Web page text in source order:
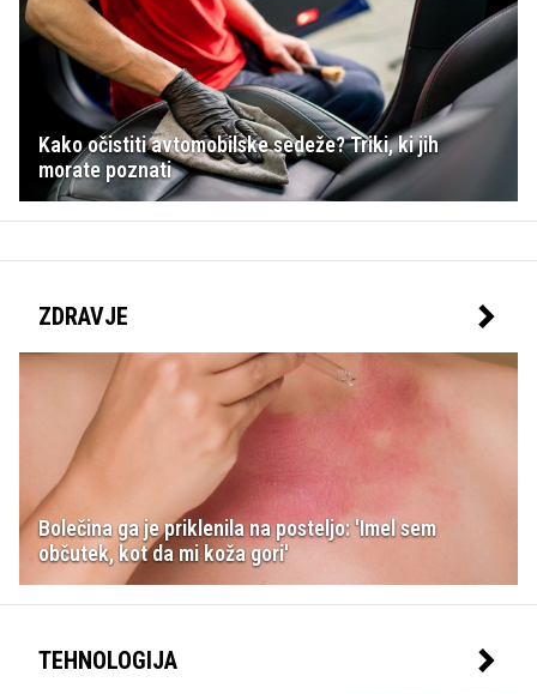
Kako očistiti avtomobilske sedeže? Triki, ki jih
morate poznati
ZDRAVJE
Bolečina ga je priklenila na posteljo: 'Imel sem
občutek, kot da mi koža gori'
TEHNOLOGIJA